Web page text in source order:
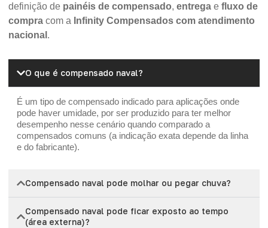
definição de painéis de compensado, entrega e fluxo de
compra com a Infinity Compensados com atendimento
nacional .
O que é compensado naval?
É um tipo de compensado indicado para aplicações onde
pode haver umidade, por ser produzido para ter melhor
desempenho nesse cenário quando comparado a
compensados comuns (a indicação exata depende da linha
e do fabricante).
Compensado naval pode molhar ou pegar chuva?
Compensado naval pode ficar exposto ao tempo
(área externa)?